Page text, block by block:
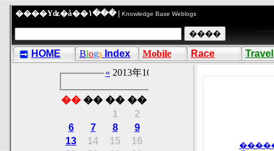
����Υʥ�å��١��� | Knowledge Base Weblogs
HOME Blogs Index Mobile Race Travel